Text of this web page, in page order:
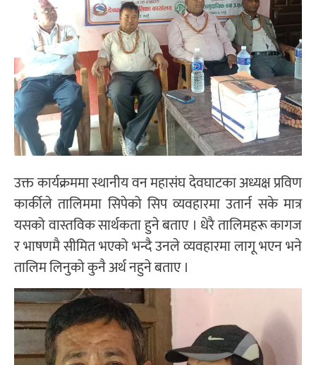
उक्त कार्यक्रममा स्थानीय वन महासंघ देवघाटका अध्यक्ष प्रविण
कार्कीले तालिममा सिपेको सिप व्यवहारमा उतार्न सके मात्र
यसको वास्तविक सार्थकता हुने बताए । धेरै तालिमहरू कागज
र भाषणमै सीमित भएको भन्दै उनले व्यवहारमा लागू भएन भने
तालिम लिनुको कुनै अर्थ नहुने बताए ।